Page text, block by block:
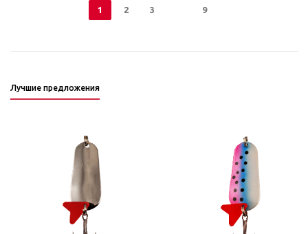
1 2 3 9
Лучшие предложения